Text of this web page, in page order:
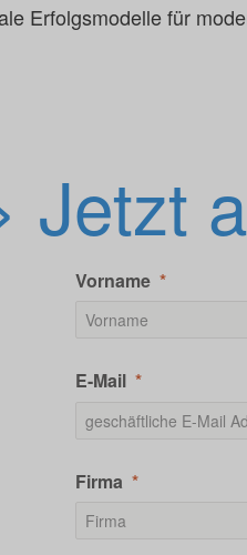
Erfolgsmodelle für
Jetzt
Vorname
E-Mail
Firma